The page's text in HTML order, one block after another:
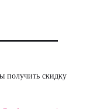
получить скидку